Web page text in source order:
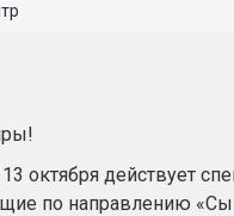
октября действует
по направлению